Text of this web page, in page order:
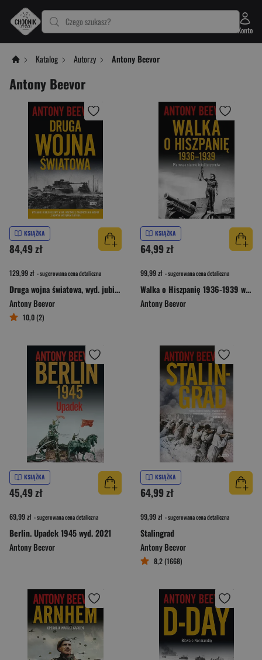
Czego szukasz?
Konto
Katalog Autorzy Antony Beevor
Antony Beevor
KSIĄŻKA
84,49 zł
129,99 zł - sugerowana cena detaliczna
Druga wojna światowa, wyd. jubileuszowe
Antony Beevor
10,0 (2)
KSIĄŻKA
64,99 zł
99,99 zł - sugerowana cena detaliczna
Walka o Hiszpanię 1936-1939 wyd. 2023
Antony Beevor
KSIĄŻKA
45,49 zł
69,99 zł - sugerowana cena detaliczna
Berlin. Upadek 1945 wyd. 2021
Antony Beevor
KSIĄŻKA
64,99 zł
99,99 zł - sugerowana cena detaliczna
Stalingrad
Antony Beevor
8,2 (1668)